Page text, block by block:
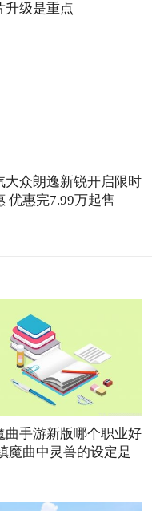
升级是重点
大众朗逸新锐开启限时
优惠完7.99万起售
曲手游新版哪个职业好
魔曲中灵兽的设定是